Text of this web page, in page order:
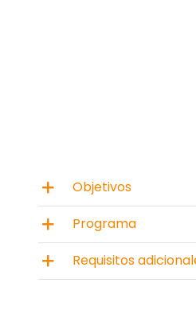
Objetivos
Programa
Requisitos